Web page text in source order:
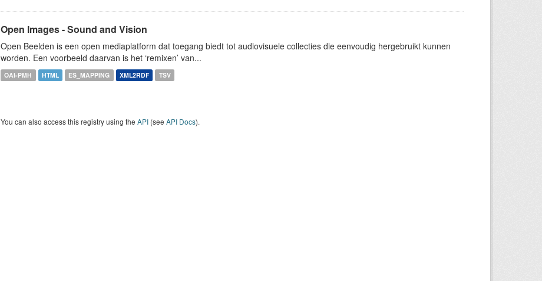
Open Images - Sound and Vision
Open Beelden is een open mediaplatform dat toegang biedt tot audiovisuele collecties die eenvoudig hergebruikt kunnen
worden. Een voorbeeld daarvan is het ‘remixen’ van...
OAI-PMH HTML ES_MAPPING XML2RDF TSV
You can also access this registry using the API (see API Docs).